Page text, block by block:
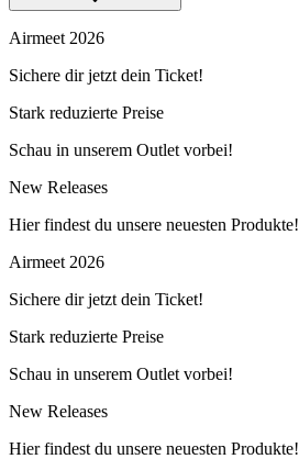
Airmeet 2026
Sichere dir jetzt dein Ticket!
Stark reduzierte Preise
Schau in unserem Outlet vorbei!
New Releases
Hier findest du unsere neuesten Produkte!
Airmeet 2026
Sichere dir jetzt dein Ticket!
Stark reduzierte Preise
Schau in unserem Outlet vorbei!
New Releases
Hier findest du unsere neuesten Produkte!